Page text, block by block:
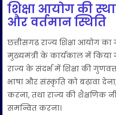
शिक्षा आयोग की
और वर्तमान स्थिति
छत्तीसगढ़ राज्य शिक्षा आयोग
मुख्यमंत्री के कार्यकाल में किया
राज्य के संदर्भ में शिक्षा की
भाषा और संस्कृति को बढ़ावा
करना, तथा राज्य की शैक्षणिक
समन्वित करना।